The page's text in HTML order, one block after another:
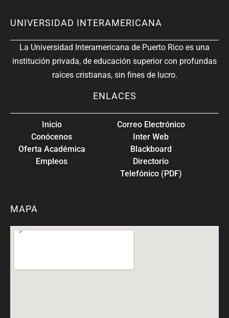
UNIVERSIDAD INTERAMERICANA
La Universidad Interamericana de Puerto Rico es una
institución privada, de educación superior con profundas
raíces cristianas, sin fines de lucro.
ENLACES
Inicio
Conócenos
Oferta Académica
Empleos
Correo Electrónico
Inter Web
Blackboard
Directorio
Telefónico (PDF)
MAPA